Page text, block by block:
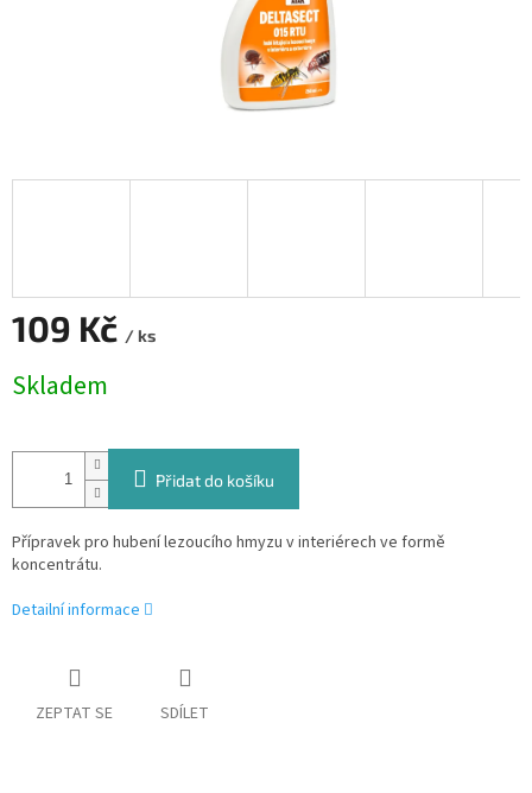
109 Kč / ks
cena:
Skladem
Přidat do košíku
Přípravek pro hubení lezoucího hmyzu v interiérech ve formě
koncentrátu.
Detailní informace
ZEPTAT SE SDÍLET